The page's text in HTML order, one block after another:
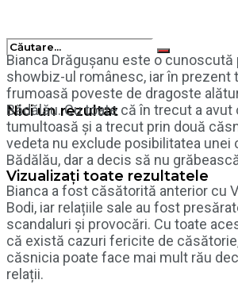
Nici un rezultat
Vizualizați toate rezultatele
Bianca Drăgușanu este o
showbiz-ul românesc, iar în prezent
frumoasă poveste de dragoste
Bădălău. Cu toate că în trecut a avut
tumultoasă și a trecut prin două
vedeta nu exclude posibilitatea unei
Bădălău, dar a decis să nu
Bianca a fost căsătorită anterior cu
Bodi, iar relațiile sale au fost
scandaluri și provocări. Cu toate
că există cazuri fericite de
căsnicia poate face mai mult rău
relații.